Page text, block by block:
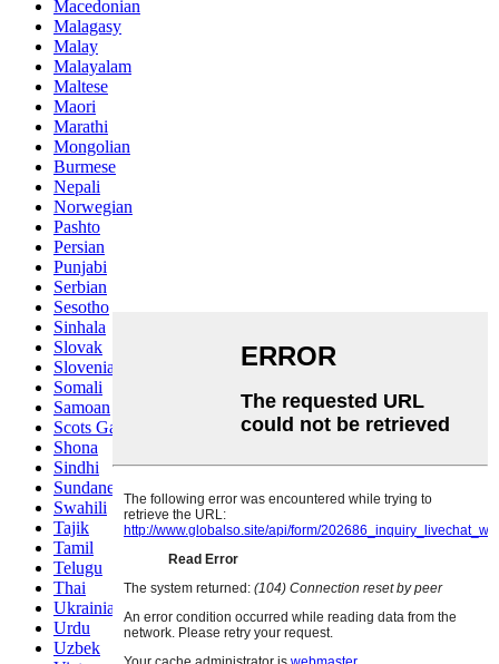
Macedonian
Malagasy
Malay
Malayalam
Maltese
Maori
Marathi
Mongolian
Burmese
Nepali
Norwegian
Pashto
Persian
Punjabi
Serbian
Sesotho
Sinhala
Slovak
Slovenian
Somali
Samoan
Scots Gaelic
Shona
Sindhi
Sundanese
Swahili
Tajik
Tamil
Telugu
Thai
Ukrainian
Urdu
Uzbek